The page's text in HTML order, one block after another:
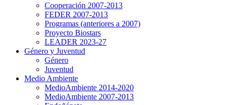
Cooperación 2007-2013
FEDER 2007-2013
Programas (anteriores a 2007)
Proyecto Biostars
LEADER 2023-27
Género y Juventud
Género
Juventud
Medio Ambiente
MedioAmbiente 2014-2020
MedioAmbiente 2007-2013